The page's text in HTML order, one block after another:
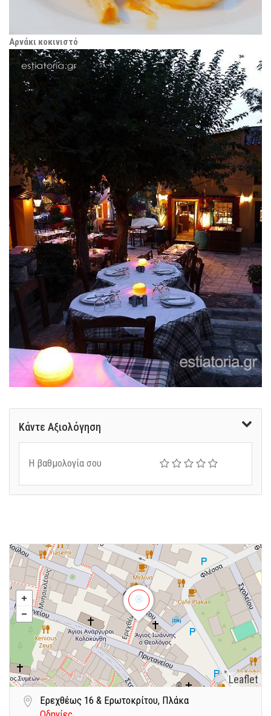
Αρνάκι κοκινιστό
Κάντε Αξιολόγηση
Η βαθμολογία σου
Leaflet
Ερεχθέως 16 & Ερωτοκρίτου, Πλάκα